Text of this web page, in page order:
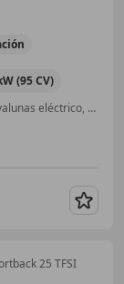
(95 CV)
Faros antiniebla, Aire Acondicionado, ABS, ESP, Elevalunas eléctrico, Cierre centralizado, Bluetooth, Control de tracción
25 TFSI